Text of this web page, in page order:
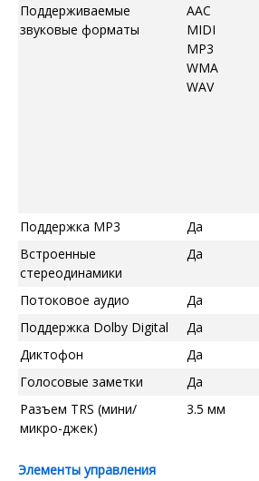
Поддерживаемые
звуковые форматы
AAC
MIDI
MP3
WMA
WAV
Поддержка MP3
Да
Встроенные
стереодинамики
Да
Потоковое аудио Да
Поддержка Dolby Digital
Да
Диктофон
Да
Голосовые заметки
Да
Разъем TRS (мини/
микро-джек)
3.5 мм
Элементы управления